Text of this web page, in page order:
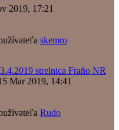
2019, 17:21
skemro
strelnica Fraňo NR
Mar 2019, 14:41
Rudo